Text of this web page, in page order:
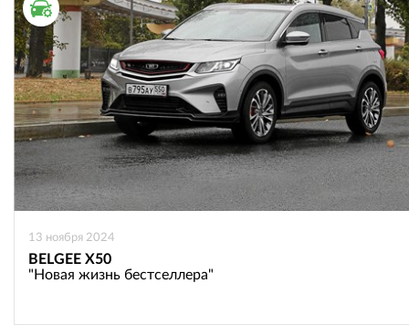
ТЕСТ ДРАЙВ
13 ноября 2024
BELGEE X50
"Новая жизнь бестселлера"